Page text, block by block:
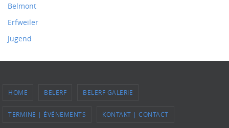
Belmont
Erfweiler
Jugend
HOME BELERF BELERF GALERIE
TERMINE | ÉVÉNEMENTS KONTAKT | CONTACT